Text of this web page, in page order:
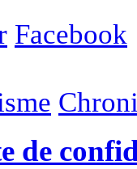
Facebook
de